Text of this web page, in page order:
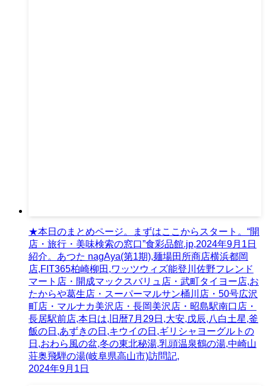
★本日のまとめページ。まずはここからスタート。“開
店・旅行・美味検索の窓口”食彩品館.jp,2024年9月1日
紹介。あつた nagAya(第1期),麺場田所商店横浜都岡
店,FIT365柏崎柳田,ワッツウィズ能登川佐野フレンド
マート店・開成マックスバリュ店・武町タイヨー店,お
たからや葛生店・スーパーマルサン桶川店・50号広沢
町店・マルナカ美沢店・長岡美沢店・昭島駅南口店・
長居駅前店,本日は,旧暦7月29日,大安,戊辰,八白土星,釜
飯の日,あずきの日,キウイの日,ギリシャヨーグルトの
日,おわら風の盆,冬の東北秘湯,乳頭温泉鶴の湯,中崎山
荘奥飛騨の湯(岐阜県高山市)訪問記,
2024年9月1日